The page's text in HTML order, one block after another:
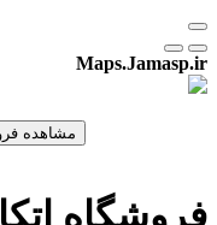
Maps.Jamasp.ir
فروشگاه اتکا